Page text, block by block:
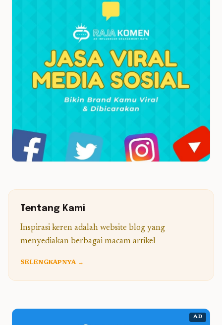
Tentang Kami
Inspirasi keren adalah website blog yang
menyediakan berbagai macam artikel
SELENGKAPNYA →
AD